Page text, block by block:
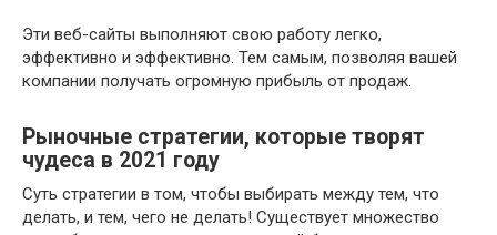
Эти веб-сайты выполняют свою работу легко,
эффективно и эффективно. Тем самым, позволяя вашей
компании получать огромную прибыль от продаж.
Рыночные стратегии, которые творят
чудеса в 2021 году
Суть стратегии в том, чтобы выбирать между тем, что
делать, и тем, чего не делать! Существует множество